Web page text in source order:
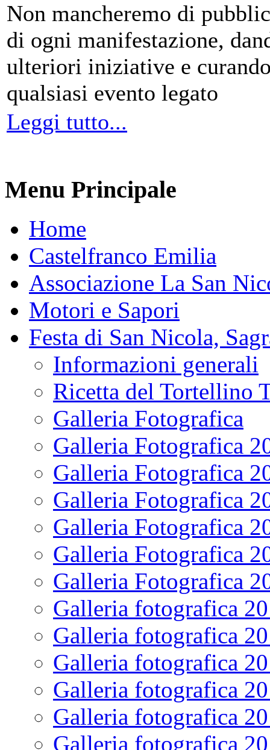
Non mancheremo di
di ogni manifestazione,
ulteriori iniziative e
qualsiasi evento legato
Leggi tutto...
Menu Principale
Home
Castelfranco Emilia
Associazione La San
Motori e Sapori
Festa di San Nicola,
Informazioni generali
Ricetta del Tortellino
Galleria Fotografica
Galleria Fotografica
Galleria Fotografica
Galleria Fotografica
Galleria Fotografica
Galleria Fotografica
Galleria Fotografica
Galleria fotografica
Galleria fotografica
Galleria fotografica
Galleria fotografica
Galleria fotografica
Galleria fotografica